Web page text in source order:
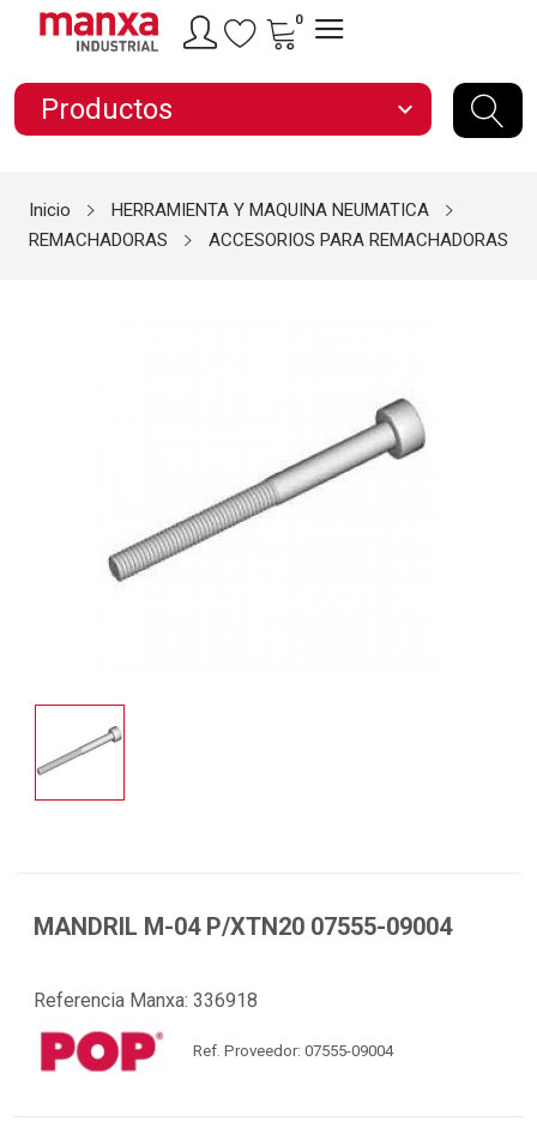
0
Productos expand_more
Inicio
HERRAMIENTA Y MAQUINA NEUMATICA
REMACHADORAS
ACCESORIOS PARA REMACHADORAS
MANDRIL M-04 P/XTN20 07555-09004
Referencia Manxa: 336918
Ref. Proveedor: 07555-09004